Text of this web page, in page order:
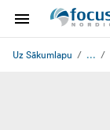
Uz Sākumlapu ...